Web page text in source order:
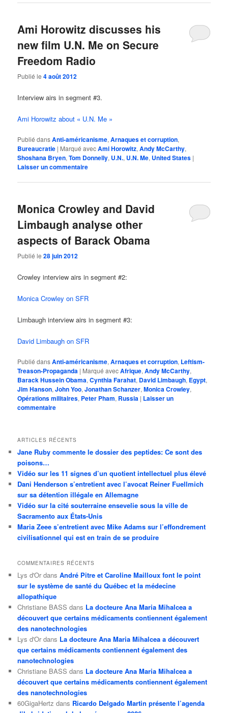
Ami Horowitz discusses his
new film U.N. Me on Secure
Freedom Radio
Publié le4 août 2012
Interview airs in segment #3.
Ami Horowitz about « U.N. Me »
Publié dansAnti-américanisme,Arnaques et corruption,
Bureaucratie | Marqué avecAmi Horowitz,Andy McCarthy,
Shoshana Bryen,Tom Donnelly, U.N., U.N. Me, United States |
Laisser un commentaire
Monica Crowley and David
Limbaugh analyse other
aspects of Barack Obama
Publié le28 juin 2012
Crowley interview airs in segment #2:
Monica Crowley on SFR
Limbaugh interview airs in segment #3:
David Limbaugh on SFR
Publié dansAnti-américanisme,Arnaques et corruption, Leftism-
Treason-Propaganda | Marqué avecAfrique,Andy McCarthy,
Barack Hussein Obama,Cynthia Farahat, David Limbaugh, Egypt,
Jim Hanson,John Yoo,Jonathan Schanzer,Monica Crowley,
Opérations militaires, Peter Pham, Russia | Laisser un
commentaire
ARTICLES RÉCENTS
Jane Ruby commente le dossier des peptides: Ce sont des
poisons…
Vidéo sur les 11 signes d’un quotient intellectuel plus élevé
Dani Henderson s’entretient avec l’avocat Reiner Fuellmich
sur sa détention illégale en Allemagne
Vidéo sur la cité souterraine ensevelie sous la ville de
Sacramento aux États-Unis
Maria Zeee s’entretient avec Mike Adams sur l’effondrement
civilisationnel qui est en train de se produire
COMMENTAIRES RÉCENTS
Lys d'Or dansAndré Pitre et Caroline Mailloux font le point
sur le système de santé du Québec et la médecine
allopathique
Christiane BASS dans La docteure Ana Maria Mihalcea a
découvert que certains médicaments contiennent également
des nanotechnologies
Lys d'Or dans La docteure Ana Maria Mihalcea a découvert
que certains médicaments contiennent également des
nanotechnologies
Christiane BASS dans La docteure Ana Maria Mihalcea a
découvert que certains médicaments contiennent également
des nanotechnologies
60GigaHertz dans Ricardo Delgado Martin présente l’agenda